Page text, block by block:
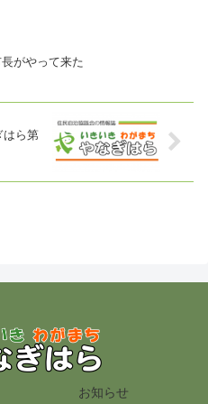
がやって来た
ら第
お知らせ